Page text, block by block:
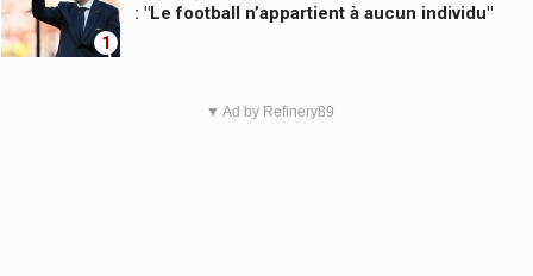
1
: "Le football n’appartient à aucun individu"
▼ Ad by Refinery89